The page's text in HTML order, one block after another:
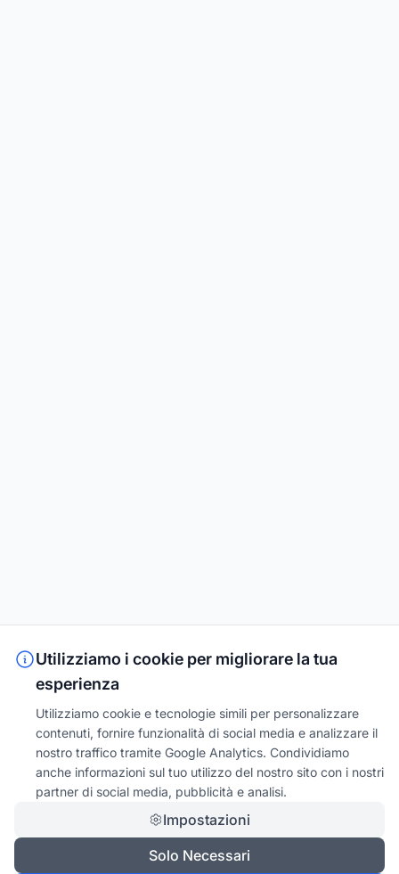
Utilizziamo i cookie per migliorare la tua
esperienza
Utilizziamo cookie e tecnologie simili per personalizzare
contenuti, fornire funzionalità di social media e analizzare il
nostro traffico tramite Google Analytics. Condividiamo
anche informazioni sul tuo utilizzo del nostro sito con i nostri
partner di social media, pubblicità e analisi.
Impostazioni
Solo Necessari